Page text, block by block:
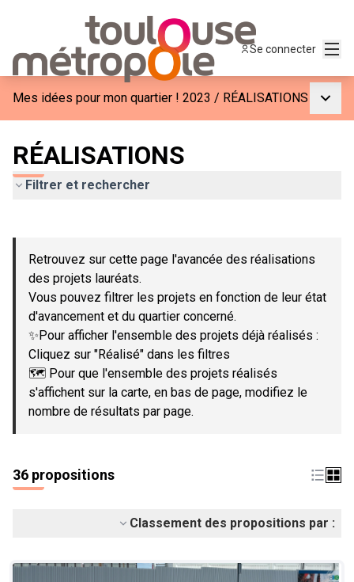
Se connecter
Mes idées pour mon quartier ! 2023 / RÉALISATIONS
RÉALISATIONS
Filtrer et rechercher
−
Retrouvez sur cette page l'avancée des réalisations
des projets lauréats.
Vous pouvez filtrer les projets en fonction de leur état
d'avancement et du quartier concerné.
✨Pour afficher l'ensemble des projets déjà réalisés :
Cliquez sur "Réalisé" dans les filtres
🗺️ Pour que l'ensemble des projets réalisés
s'affichent sur la carte, en bas de page, modifiez le
nombre de résultats par page.
36 propositions
Classement des propositions par :